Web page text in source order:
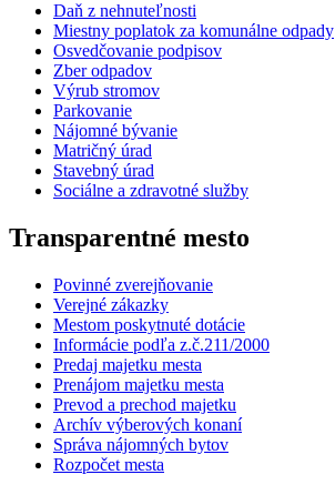
Daň z nehnuteľnosti
Miestny poplatok za komunálne odpady
Osvedčovanie podpisov
Zber odpadov
Výrub stromov
Parkovanie
Nájomné bývanie
Matričný úrad
Stavebný úrad
Sociálne a zdravotné služby
Transparentné mesto
Povinné zverejňovanie
Verejné zákazky
Mestom poskytnuté dotácie
Informácie podľa z.č.211/2000
Predaj majetku mesta
Prenájom majetku mesta
Prevod a prechod majetku
Archív výberových konaní
Správa nájomných bytov
Rozpočet mesta